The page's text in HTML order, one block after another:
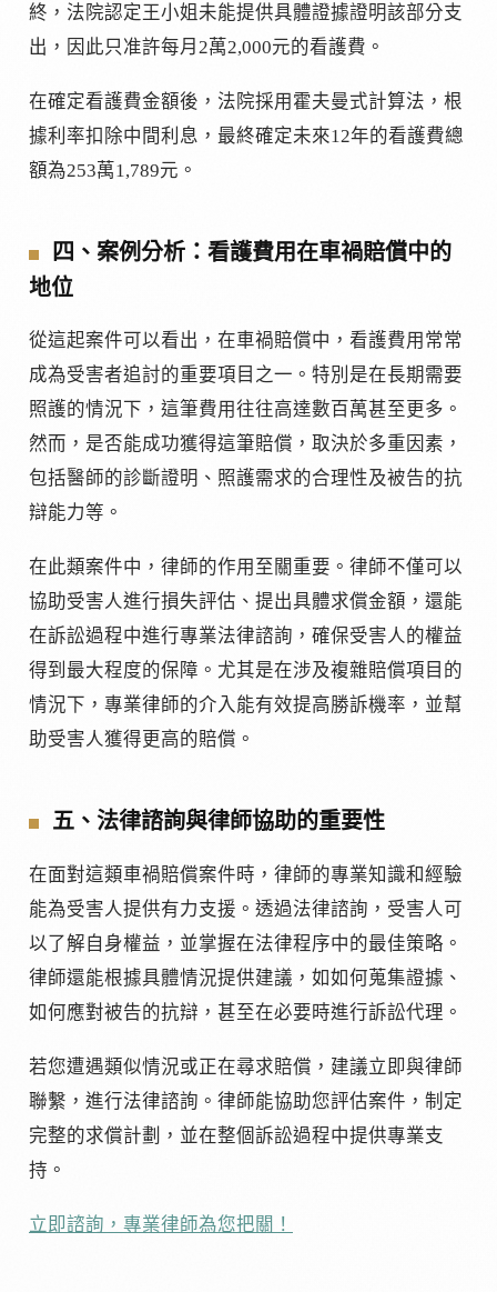
終，法院認定王小姐未能提供具體證據證明該部分支
出，因此只准許每月2萬2,000元的看護費。
在確定看護費金額後，法院採用霍夫曼式計算法，根
據利率扣除中間利息，最終確定未來12年的看護費總
額為253萬1,789元。
四、案例分析：看護費用在車禍賠償中的
地位
從這起案件可以看出，在車禍賠償中，看護費用常常
成為受害者追討的重要項目之一。特別是在長期需要
照護的情況下，這筆費用往往高達數百萬甚至更多。
然而，是否能成功獲得這筆賠償，取決於多重因素，
包括醫師的診斷證明、照護需求的合理性及被告的抗
辯能力等。
在此類案件中，律師的作用至關重要。律師不僅可以
協助受害人進行損失評估、提出具體求償金額，還能
在訴訟過程中進行專業法律諮詢，確保受害人的權益
得到最大程度的保障。尤其是在涉及複雜賠償項目的
情況下，專業律師的介入能有效提高勝訴機率，並幫
助受害人獲得更高的賠償。
五、法律諮詢與律師協助的重要性
在面對這類車禍賠償案件時，律師的專業知識和經驗
能為受害人提供有力支援。透過法律諮詢，受害人可
以了解自身權益，並掌握在法律程序中的最佳策略。
律師還能根據具體情況提供建議，如如何蒐集證據、
如何應對被告的抗辯，甚至在必要時進行訴訟代理。
若您遭遇類似情況或正在尋求賠償，建議立即與律師
聯繫，進行法律諮詢。律師能協助您評估案件，制定
完整的求償計劃，並在整個訴訟過程中提供專業支
持。
立即諮詢，專業律師為您把關！